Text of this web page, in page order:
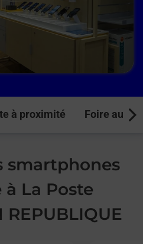
à proximité Foire aux
smartphones
La Poste
REPUBLIQUE